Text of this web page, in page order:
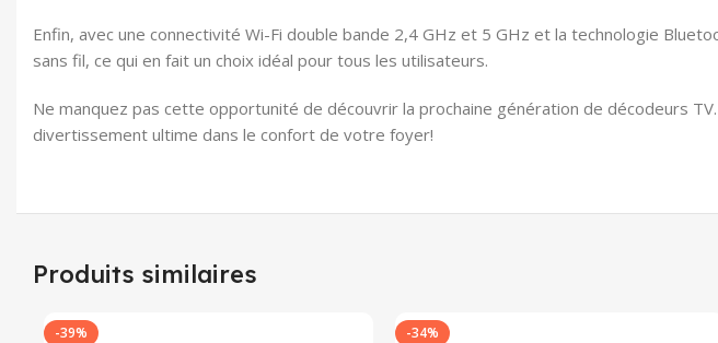
Enfin, avec une connectivité Wi-Fi double bande 2,4 GHz et 5 GHz et la technologie
sans fil, ce qui en fait un choix idéal pour tous les utilisateurs.
Ne manquez pas cette opportunité de découvrir la prochaine génération de décodeurs
divertissement ultime dans le confort de votre foyer!
Produits similaires
-39% -34%